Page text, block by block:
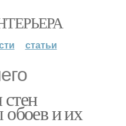
статьи
обоев и их